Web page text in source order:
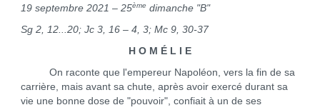
19 septembre 2021 – 25ème dimanche "B"
Sg 2, 12...20; Jc 3, 16 – 4, 3; Mc 9, 30-37
H O M É L I E
On raconte que l'empereur Napoléon, vers la fin de sa
carrière, mais avant sa chute, après avoir exercé durant sa
vie une bonne dose de "pouvoir", confiait à un de ses